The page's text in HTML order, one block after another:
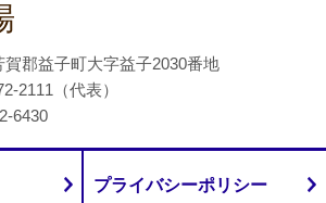
賀郡益子町大字益子2030番地
2111（代表）
6430
プライバシーポリシー